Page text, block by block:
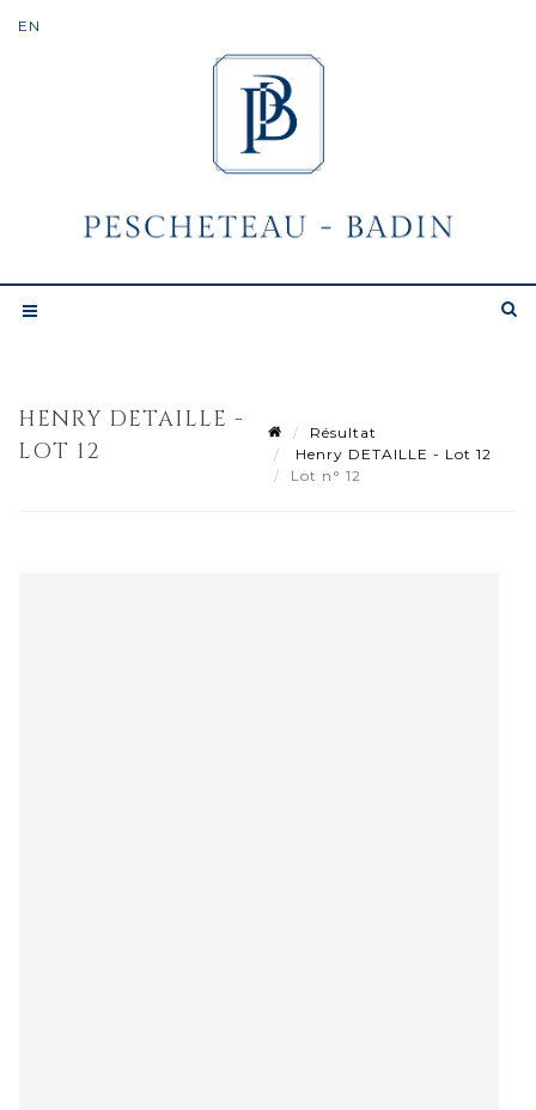
HENRY DETAILLE -
LOT 12
Résultat
Henry DETAILLE - Lot 12
Lot n° 12